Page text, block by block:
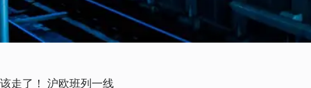
该走了！ 沪欧班列一线